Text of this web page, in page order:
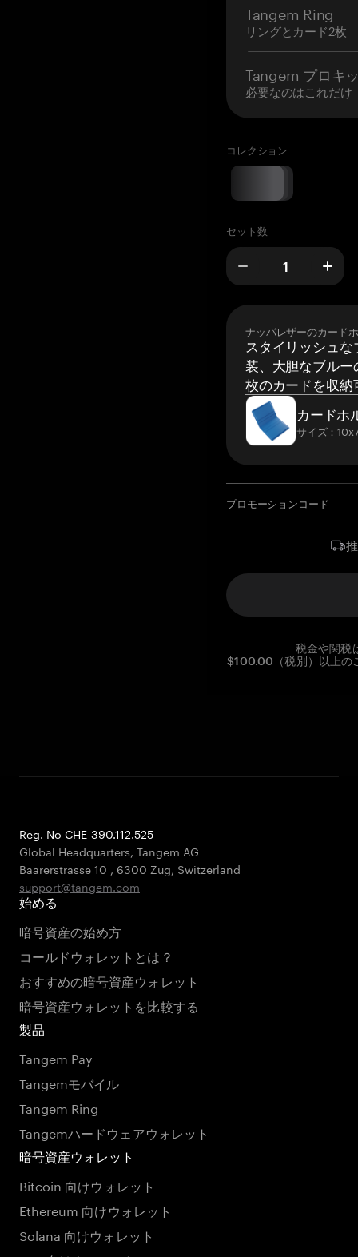
Tangem Ring
リングとカード2枚
Tangem プロキ
必要なのはこれだけ
コレクション
セット数
ナッパレザーのカード
スタイリッシュ
装、大胆なブルー
枚のカードを収納
カードホ
サイズ：
プロモーションコード
税金や関税
$100.00（税別）以上の
Reg. No CHE-390.112.525
Global Headquarters, Tangem AG
Baarerstrasse 10 , 6300 Zug, Switzerland
support@tangem.com
始める
暗号資産の始め方
コールドウォレットとは？
おすすめの暗号資産ウォレット
暗号資産ウォレットを比較する
製品
Tangem Pay
Tangemモバイル
Tangem Ring
Tangemハードウェアウォレット
暗号資産ウォレット
Bitcoin 向けウォレット
Ethereum 向けウォレット
Solana 向けウォレット